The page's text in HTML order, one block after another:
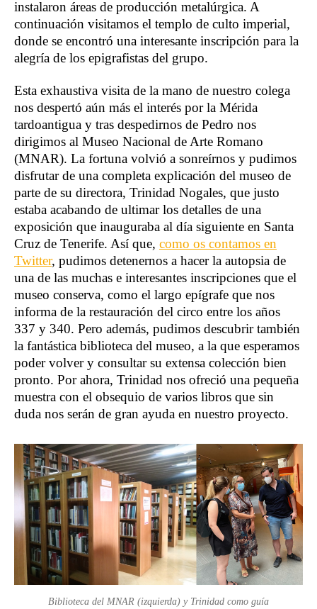
instalaron áreas de producción metalúrgica. A
continuación visitamos el templo de culto imperial,
donde se encontró una interesante inscripción para la
alegría de los epigrafistas del grupo.
Esta exhaustiva visita de la mano de nuestro colega
nos despertó aún más el interés por la Mérida
tardoantigua y tras despedirnos de Pedro nos
dirigimos al Museo Nacional de Arte Romano
(MNAR). La fortuna volvió a sonreírnos y pudimos
disfrutar de una completa explicación del museo de
parte de su directora, Trinidad Nogales, que justo
estaba acabando de ultimar los detalles de una
exposición que inauguraba al día siguiente en Santa
Cruz de Tenerife. Así que, como os contamos en
Twitter, pudimos detenernos a hacer la autopsia de
una de las muchas e interesantes inscripciones que el
museo conserva, como el largo epígrafe que nos
informa de la restauración del circo entre los años
337 y 340. Pero además, pudimos descubrir también
la fantástica biblioteca del museo, a la que esperamos
poder volver y consultar su extensa colección bien
pronto. Por ahora, Trinidad nos ofreció una pequeña
muestra con el obsequio de varios libros que sin
duda nos serán de gran ayuda en nuestro proyecto.
Biblioteca del MNAR (izquierda) y Trinidad como guía